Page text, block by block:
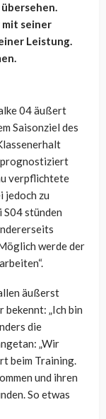
mit seiner
Leistung.
04 äußert
Saisonziel des
prognostiziert
verpflichtete
jedoch zu
stünden
werde der
äußerst
„Ich bin
die
„Wir
beim Training.
und ihren
So etwas